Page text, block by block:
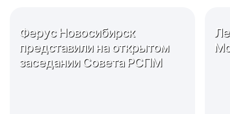
Ферус Новосибирск
представили на открытом
заседании Совета РСПМ